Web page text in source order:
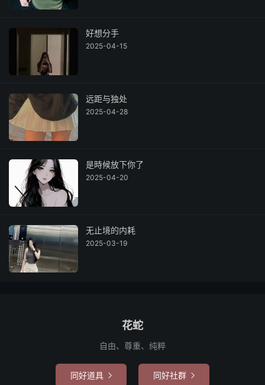
好想分手
2025-04-15
远距与独处
2025-04-28
是時候放下你了
2025-04-20
无止境的内耗
2025-03-19
花蛇
自由、尊重、纯粹
同好道具  同好社群 